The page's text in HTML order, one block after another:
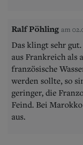
Ralf Pöhling am
Das klingt sehr
aus Frankreich als
französische
werden sollte, so
geringer, die
Feind. Bei
aus.